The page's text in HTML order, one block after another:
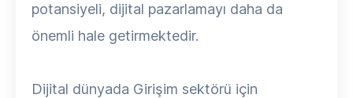
potansiyeli, dijital pazarlamayı daha da
önemli hale getirmektedir.
Dijital dünyada Girişim sektörü için